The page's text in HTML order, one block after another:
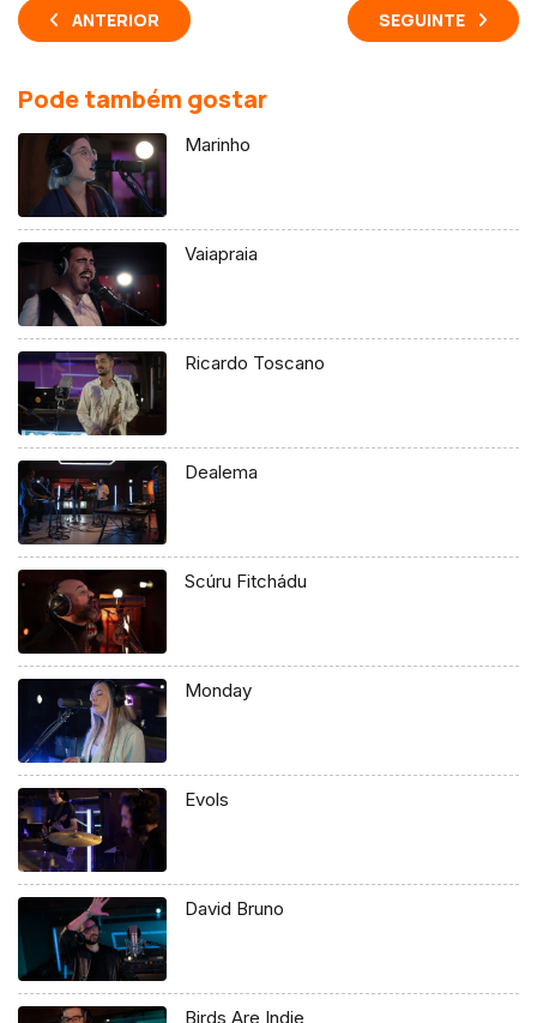
ANTERIOR SEGUINTE
Pode também gostar
Marinho
Vaiapraia
Ricardo Toscano
Dealema
Scúru Fitchádu
Monday
Evols
David Bruno
Birds Are Indie